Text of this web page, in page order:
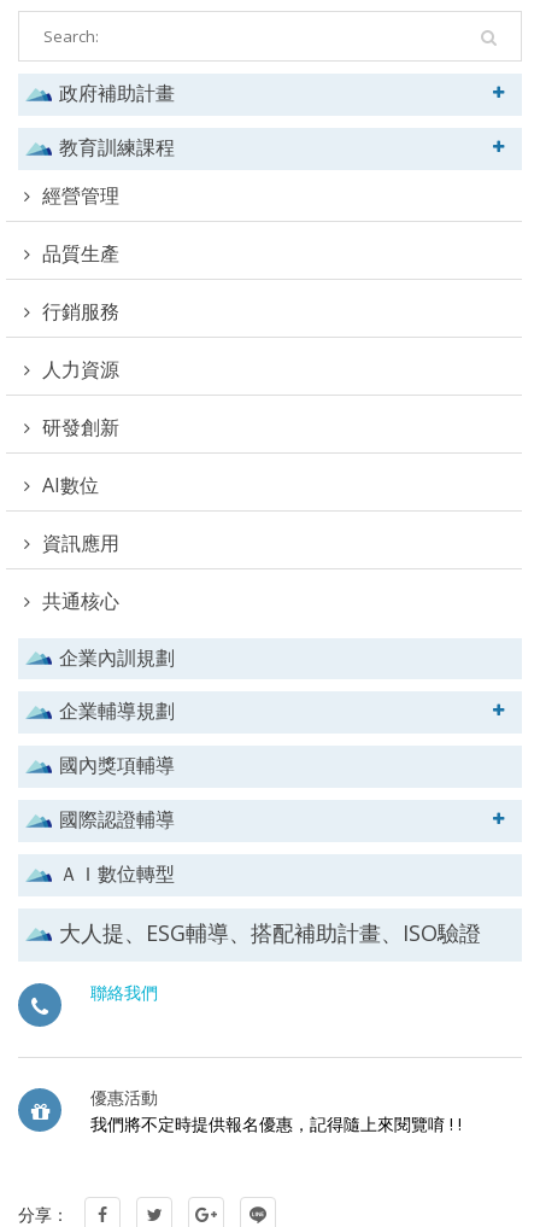
政府補助計畫
教育訓練課程
經營管理
品質生產
行銷服務
人力資源
研發創新
AI數位
資訊應用
共通核心
企業內訓規劃
企業輔導規劃
國內獎項輔導
國際認證輔導
ＡＩ數位轉型
大人提、ESG輔導、搭配補助計畫、ISO驗證
聯絡我們
優惠活動
我們將不定時提供報名優惠，記得隨上來閱覽唷 ! !
分享：